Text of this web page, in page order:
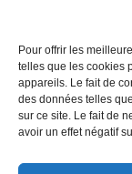
Pour offrir les
telles que les cookies
appareils. Le fait de
des données telles
sur ce site. Le fait de
avoir un effet négatif
: